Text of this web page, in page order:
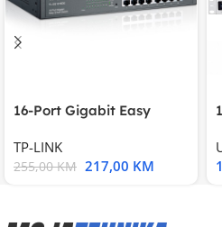
16-Port Gigabit Easy
TP-LINK
255,00KM 217,00 KM